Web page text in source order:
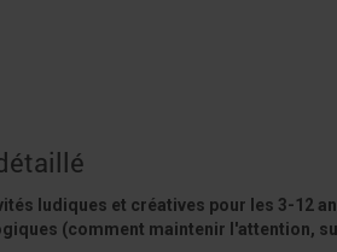
ludiques et créatives pour les 3-12
(comment maintenir l'attention,